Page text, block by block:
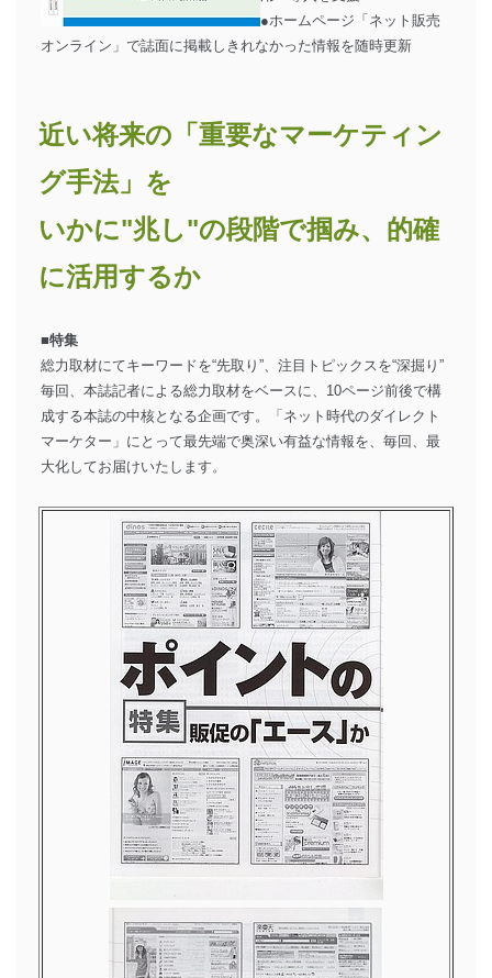
●ホームページ「ネット販売
オンライン」で誌面に掲載しきれなかった情報を随時更新
近い将来の「重要なマーケティン
グ手法」を
いかに"兆し"の段階で掴み、的確
に活用するか
■特集
総力取材にてキーワードを“先取り”、注目トピックスを“深掘り”
毎回、本誌記者による総力取材をベースに、10ページ前後で構
成する本誌の中核となる企画です。「ネット時代のダイレクト
マーケター」にとって最先端で奥深い有益な情報を、毎回、最
大化してお届けいたします。